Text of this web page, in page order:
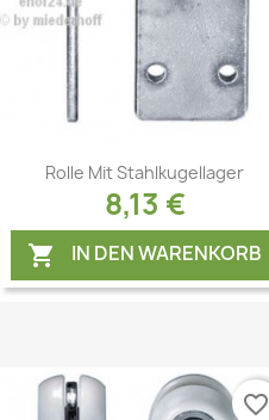
Vorschau
Rolle Mit Stahlkugellager
8,13 €
 IN DEN WARENKORB
favorite_border